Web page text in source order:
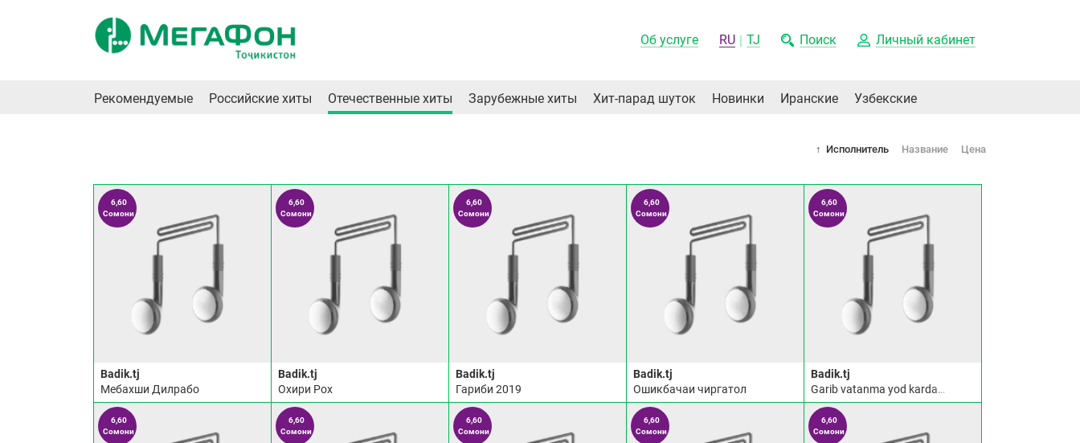
Об услуге RU TJ Поиск Личный кабинет
Рекомендуемые Российские хиты Отечественные хиты Зарубежные хиты Хит-парад шуток Новинки Иранские Узбекские
Исполнитель Название Цена
Badik.tj
Мебахши Дилрабо
6,60
Сомони
Badik.tj
Охири Рох
6,60
Сомони
Badik.tj
Гариби 2019
6,60
Сомони
Badik.tj
Ошикбачаи чиргатол
6,60
Сомони
Badik.tj
Garib vatanma yod kardam 02
6,60
Сомони
6,60
Сомони
6,60
Сомони
6,60
Сомони
6,60
Сомони
6,60
Сомони